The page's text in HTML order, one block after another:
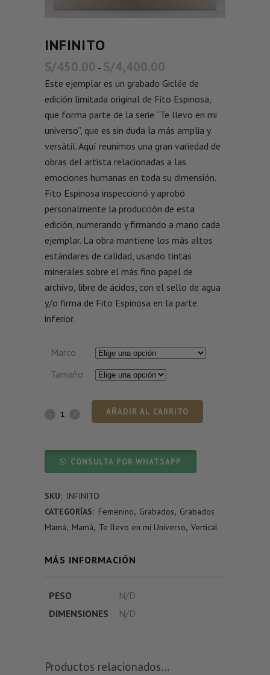
INFINITO
S/450.00 - S/4,400.00
Este ejemplar es un grabado Giclée de
edición limitada original de Fito Espinosa,
que forma parte de la serie “Te llevo en mi
universo”, que es sin duda la más amplia y
versátil. Aquí reunimos una gran variedad de
obras del artista relacionadas a las
emociones humanas en toda su dimensión.
Fito Espinosa inspeccionó y aprobó
personalmente la producción de esta
edición, numerando y firmando a mano cada
ejemplar. La obra mantiene los más altos
estándares de calidad, usando tintas
minerales sobre el más fino papel de
archivo, libre de ácidos, con el sello de agua
y/o firma de Fito Espinosa en la parte
inferior.
Marco
Tamaño
AÑADIR AL CARRITO
CONSULTA POR WHATSAPP
SKU: INFINITO
CATEGORÍAS: Femenino, Grabados, Grabados
Mamá, Mamá, Te llevo en mi Universo, Vertical
MÁS INFORMACIÓN
PESO
N/D
DIMENSIONES
N/D
Productos relacionados...